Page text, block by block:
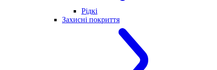
Рідкі
Захисні покриття